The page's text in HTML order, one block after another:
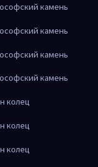
камень
камень
камень
камень
колец
колец
колец